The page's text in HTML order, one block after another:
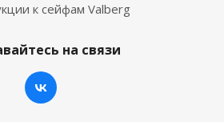
к сейфам Valberg
на связи